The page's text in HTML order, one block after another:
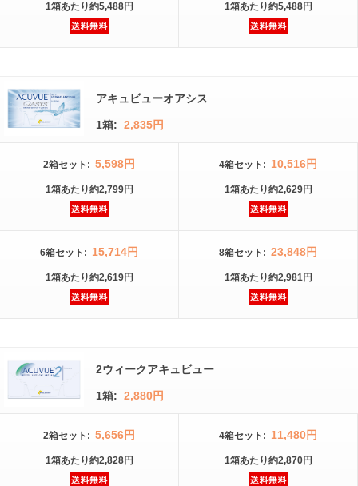
1箱あたり約5,488円 1箱あたり約5,488円
アキュビューオアシス
1箱: 2,835円
2箱セット : 5,598円
1箱あたり約2,799円
4箱セット : 10,516円
1箱あたり約2,629円
6箱セット : 15,714円
1箱あたり約2,619円
8箱セット : 23,848円
1箱あたり約2,981円
2ウィークアキュビュー
1箱: 2,880円
2箱セット : 5,656円
1箱あたり約2,828円
4箱セット : 11,480円
1箱あたり約2,870円